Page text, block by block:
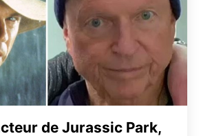
de Jurassic Park,